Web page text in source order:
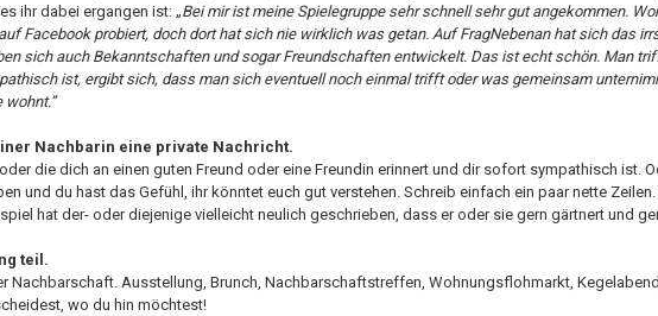
ihr dabei ergangen ist: „Bei mir ist meine Spielegruppe sehr schnell sehr gut angekommen.
Facebook probiert, doch dort hat sich nie wirklich was getan. Auf FragNebenan hat sich das
sich auch Bekanntschaften und sogar Freundschaften entwickelt. Das ist echt schön. Man
ist, ergibt sich, dass man sich eventuell noch einmal trifft oder was gemeinsam
wohnt.”
Nachbarin eine private Nachricht.
die dich an einen guten Freund oder eine Freundin erinnert und dir sofort sympathisch ist.
und du hast das Gefühl, ihr könntet euch gut verstehen. Schreib einfach ein paar nette
hat der- oder diejenige vielleicht neulich geschrieben, dass er oder sie gern gärtnert und
teil.
Nachbarschaft. Ausstellung, Brunch, Nachbarschaftstreffen, Wohnungsflohmarkt,
wo du hin möchtest!